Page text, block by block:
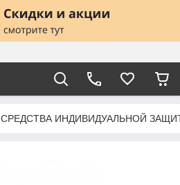
СРЕДСТВА ИНДИВИДУАЛЬНОЙ